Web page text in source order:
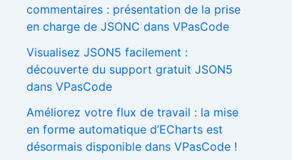
commentaires : présentation de la prise
en charge de JSONC dans VPasCode
Visualisez JSON5 facilement :
découverte du support gratuit JSON5
dans VPasCode
Améliorez votre flux de travail : la mise
en forme automatique d’ECharts est
désormais disponible dans VPasCode !